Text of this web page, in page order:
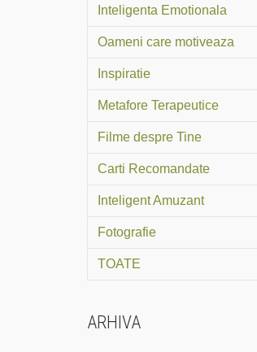
Inteligenta Emotionala
Oameni care motiveaza
Inspiratie
Metafore Terapeutice
Filme despre Tine
Carti Recomandate
Inteligent Amuzant
Fotografie
TOATE
ARHIVA